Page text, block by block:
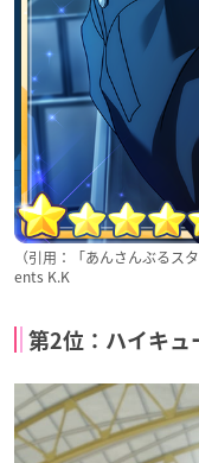
（引用：「あんさんぶるス
ents K.K
第2位：ハイキュ